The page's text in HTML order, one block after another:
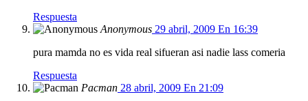
Respuesta
Anonymous 29 abril, 2009 En 16:39
pura mamda no es vida real sifueran asi nadie lass comeria
Respuesta
Pacman 28 abril, 2009 En 21:09